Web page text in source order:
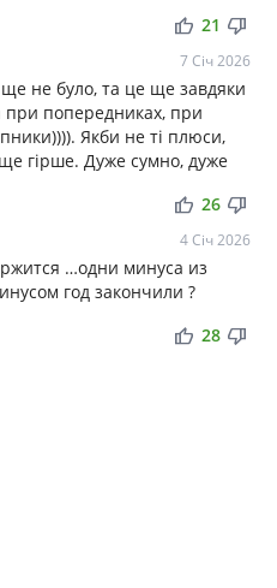
thumb_up thumb_down
21
7 Січ 2026
ще не було, та це ще завдяки
при попередниках, при
Якби не ті плюси,
гірше. Дуже сумно, дуже
thumb_up thumb_down
26
4 Січ 2026
…одни минуса из
год закончили ?
thumb_up thumb_down
28